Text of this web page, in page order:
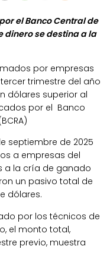
el Banco Central de
dinero se destina a la
por empresas
trimestre del año
dólares superior al
por el Banco
septiembre de 2025
a empresas del
a la cría de ganado
un pasivo total de
dólares.
por los técnicos de
el monto total,
previo, muestra